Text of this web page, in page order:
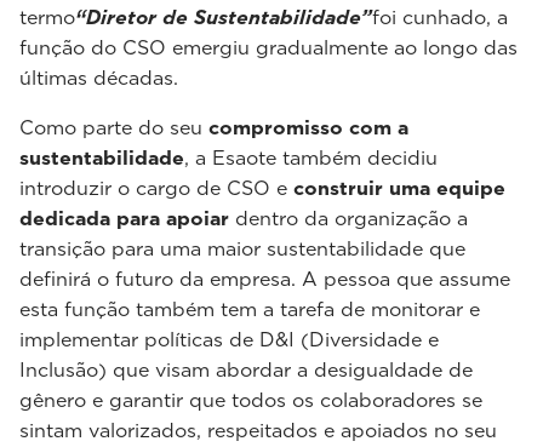
termo“Diretor de Sustentabilidade”foi cunhado, a
função do CSO emergiu gradualmente ao longo das
últimas décadas.
Como parte do seu compromisso com a
sustentabilidade, a Esaote também decidiu
introduzir o cargo de CSO e construir uma equipe
dedicada para apoiar dentro da organização a
transição para uma maior sustentabilidade que
definirá o futuro da empresa. A pessoa que assume
esta função também tem a tarefa de monitorar e
implementar políticas de D&I (Diversidade e
Inclusão) que visam abordar a desigualdade de
gênero e garantir que todos os colaboradores se
sintam valorizados, respeitados e apoiados no seu